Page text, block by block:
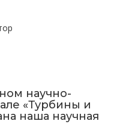
научно-
«Турбины и
наша научная